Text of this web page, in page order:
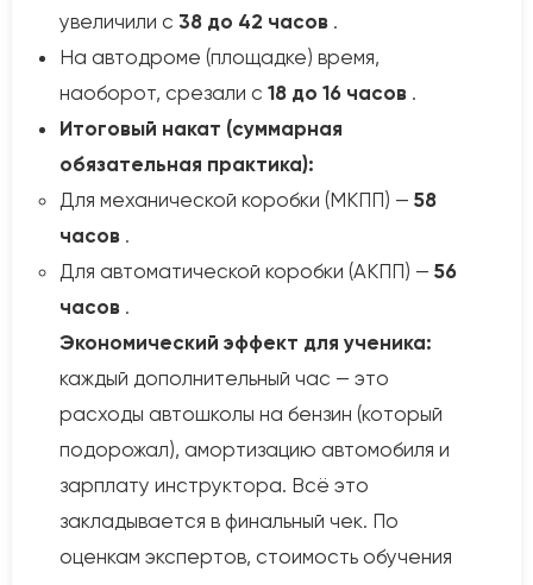
увеличили с 38 до 42 часов .
На автодроме (площадке) время,
наоборот, срезали с 18 до 16 часов .
Итоговый накат (суммарная
обязательная практика):
Для механической коробки (МКПП) — 58
часов .
Для автоматической коробки (АКПП) — 56
часов .
Экономический эффект для ученика:
каждый дополнительный час — это
расходы автошколы на бензин (который
подорожал), амортизацию автомобиля и
зарплату инструктора. Всё это
закладывается в финальный чек. По
оценкам экспертов, стоимость обучения